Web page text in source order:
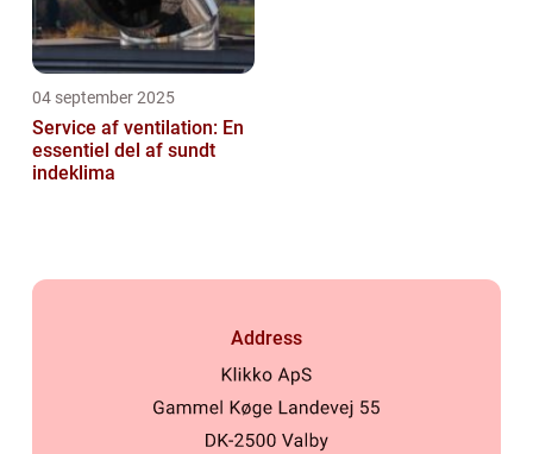
04 september 2025
Service af ventilation: En
essentiel del af sundt
indeklima
Address